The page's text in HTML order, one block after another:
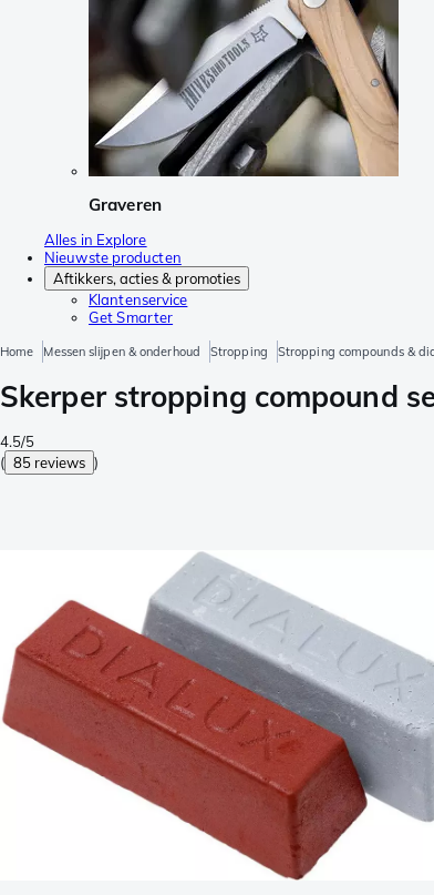
Graveren
Alles in Explore
Nieuwste producten
Aftikkers, acties & promoties
Klantenservice
Get Smarter
Home Messen slijpen & onderhoud Stropping Stropping compounds &
Skerper stropping compound
4.5/5
( 85 reviews )